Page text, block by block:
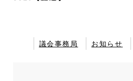
議会事務局
お知らせ